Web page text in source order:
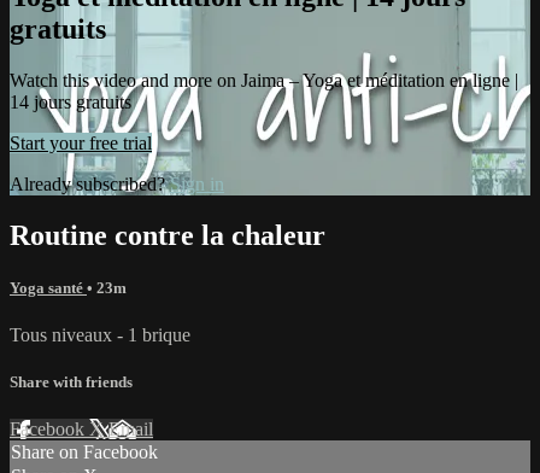
gratuits
Watch this video and more on Jaima – Yoga et méditation en ligne |
14 jours gratuits
Start your free trial
Already subscribed?Sign in
Routine contre la chaleur
Yoga santé • 23m
Tous niveaux - 1 brique
Share with friends
Facebook XEmail
Share on Facebook